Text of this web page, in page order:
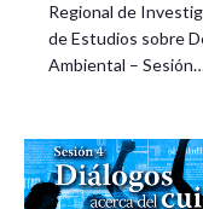
Regional de
de Estudios sobre
Ambiental –